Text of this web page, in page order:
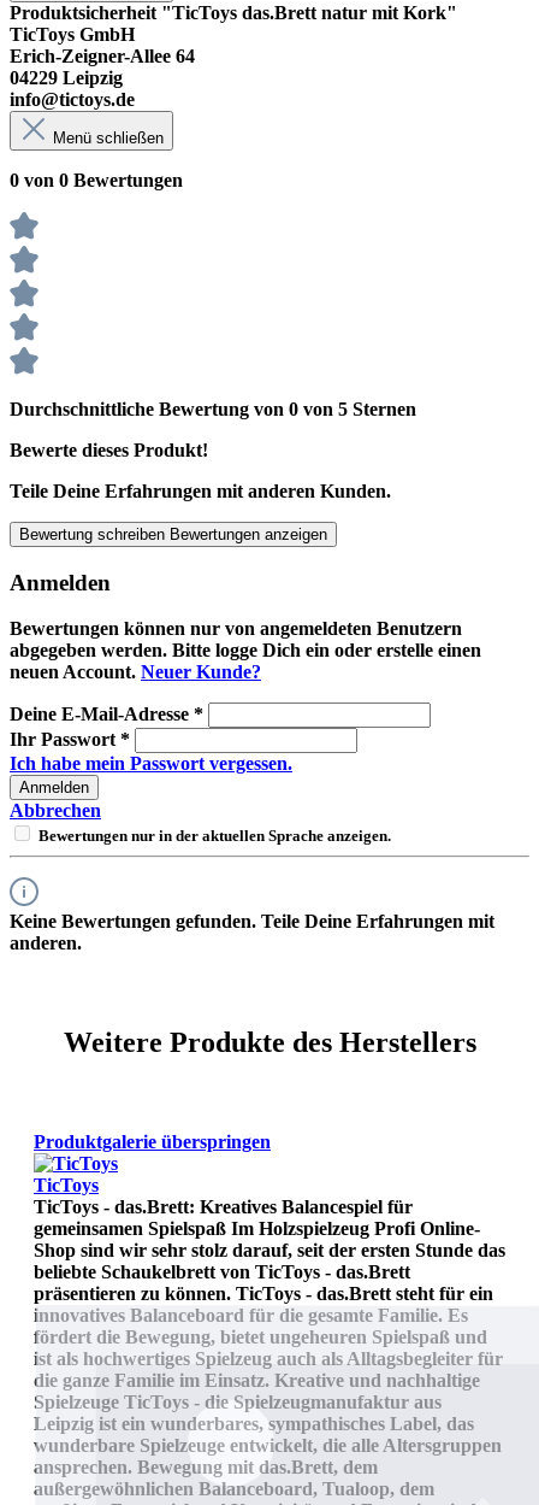
Produktsicherheit "TicToys das.Brett natur mit Kork"
TicToys GmbH
Erich-Zeigner-Allee 64
04229 Leipzig
info@tictoys.de
Menü schließen
0 von 0 Bewertungen
Durchschnittliche Bewertung von 0 von 5 Sternen
Bewerte dieses Produkt!
Teile Deine Erfahrungen mit anderen Kunden.
Bewertung schreiben Bewertungen anzeigen
Anmelden
Bewertungen können nur von angemeldeten Benutzern
abgegeben werden. Bitte logge Dich ein oder erstelle einen
neuen Account. Neuer Kunde?
Deine E-Mail-Adresse *
Ihr Passwort *
Ich habe mein Passwort vergessen.
Anmelden
Abbrechen
Bewertungen nur in der aktuellen Sprache anzeigen.
Keine Bewertungen gefunden. Teile Deine Erfahrungen mit
anderen.
Weitere Produkte des Herstellers
Produktgalerie überspringen
TicToys
TicToys - das.Brett: Kreatives Balancespiel für
gemeinsamen Spielspaß Im Holzspielzeug Profi Online-
Shop sind wir sehr stolz darauf, seit der ersten Stunde das
beliebte Schaukelbrett von TicToys - das.Brett
präsentieren zu können. TicToys - das.Brett steht für ein
innovatives Balanceboard für die gesamte Familie. Es
fördert die Bewegung, bietet ungeheuren Spielspaß und
ist als hochwertiges Spielzeug auch als Alltagsbegleiter für
die ganze Familie im Einsatz. Kreative und nachhaltige
Spielzeuge TicToys - die Spielzeugmanufaktur aus
Leipzig ist ein wunderbares, sympathisches Label, das
wunderbare Spielzeuge entwickelt, die alle Altersgruppen
ansprechen. Bewegung mit das.Brett, dem
außergewöhnlichen Balanceboard, Tualoop, dem